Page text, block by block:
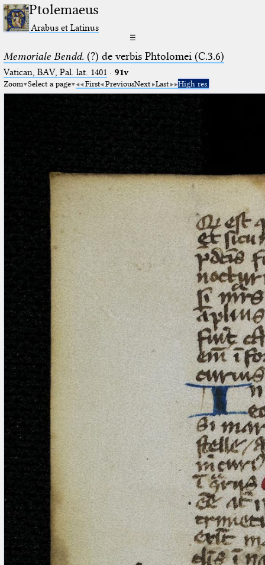
Ptolemaeus
Arabus et Latinus
☰
Memoriale Bendd. (?) de verbis Phtolomei (C.3.6)
Vatican, BAV, Pal. lat. 1401 · 91v
Zoom Select a page First PreviousNext Last High res.